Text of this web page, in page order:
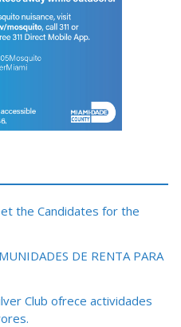
the Candidates for the
DE RENTA PARA
Club ofrece actividades